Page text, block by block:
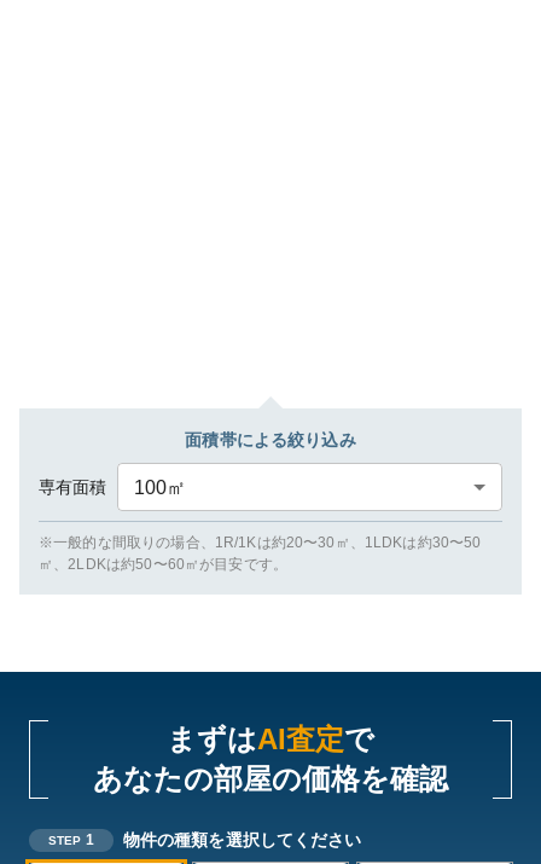
面積帯による絞り込み
専有面積 100㎡
※一般的な間取りの場合、1R/1Kは約20〜30㎡、1LDKは約30〜50
㎡、2LDKは約50〜60㎡が目安です。
まずはAI査定で
あなたの部屋の価格を確認
STEP 1 物件の種類を選択してください